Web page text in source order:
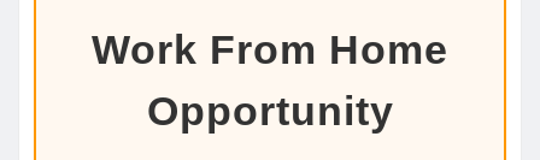
Work From Home
Opportunity